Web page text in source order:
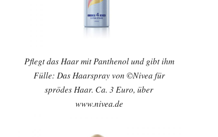
Pflegt das Haar mit Panthenol und gibt ihm
Fülle: Das Haarspray von ©Nivea für
sprödes Haar. Ca. 3 Euro, über
www.nivea.de